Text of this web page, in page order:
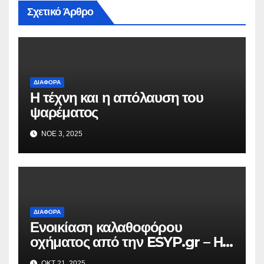
Σχετικό Άρθρο
ΔΙΆΦΟΡΑ
Η τέχνη και η απόλαυση του
ψαρέματος
ΝΟΈ 3, 2025
ΔΙΆΦΟΡΑ
Ενοικίαση καλαθοφόρου
οχήματος από την ESYP.gr – Η
αξιόπιστη λύση για κάθε εργασία